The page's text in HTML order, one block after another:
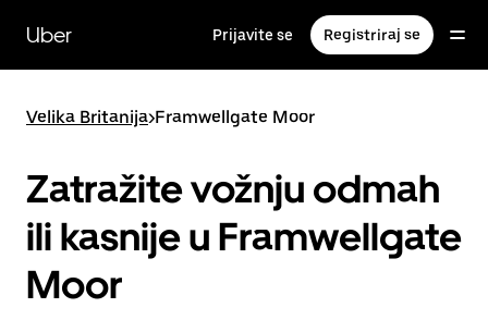
glavni
sadržaj
Uber Prijavite se Registriraj se
Velika Britanija>Framwellgate Moor
Zatražite vožnju odmah
ili kasnije u Framwellgate
Moor